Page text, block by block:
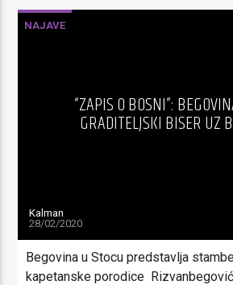
NAJAVE
“ZAPIS O BOSNI”:
GRADITELJSKI BISER UZ
Kalman
28/02/2020
Begovina u Stocu predstavlja
kapetanske porodice